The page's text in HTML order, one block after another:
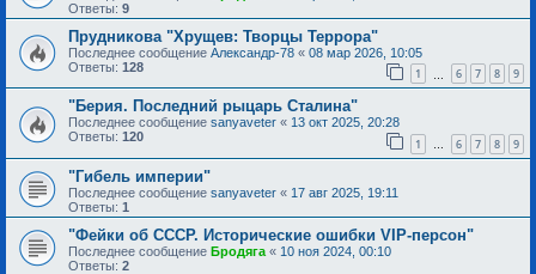
Ответы: 9
Прудникова "Хрущев: Творцы Террора"
Последнее сообщение Александр-78 « 08 мар 2026, 10:05
Ответы: 128 1 6 7 8 9
"Берия. Последний рыцарь Сталина"
Последнее сообщение sanyaveter « 13 окт 2025, 20:28
Ответы: 120 1 … 6 7 8 9
"Гибель империи"
Последнее сообщение sanyaveter « 17 авг 2025, 19:11
Ответы: 1
"Фейки об СССР. Исторические ошибки VIP-персон"
Последнее сообщение Бродяга « 10 ноя 2024, 00:10
Ответы: 2